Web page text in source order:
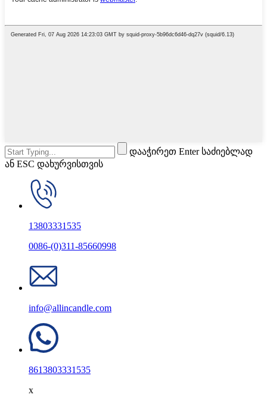
დააჭირეთ Enter საძიებლად
ან ESC დახურვისთვის
13803331535
0086-(0)311-85660998
info@allincandle.com
8613803331535
x